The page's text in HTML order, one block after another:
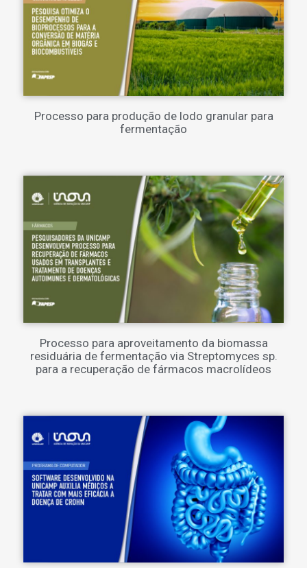
Processo para produção de lodo granular para
fermentação
Processo para aproveitamento da biomassa
residuária de fermentação via Streptomyces sp.
para a recuperação de fármacos macrolídeos